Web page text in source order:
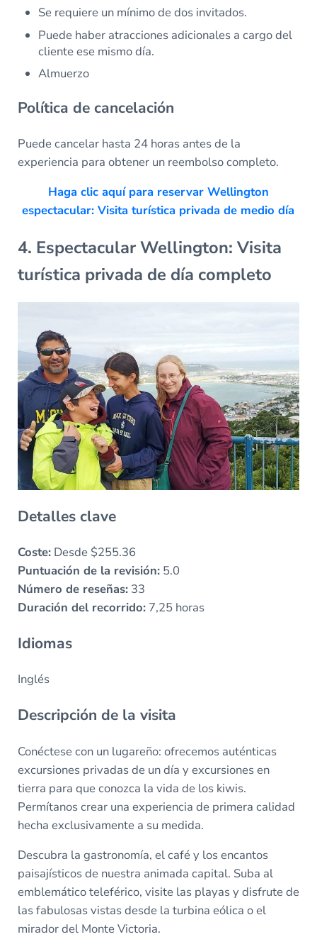
Se requiere un mínimo de dos invitados.
Puede haber atracciones adicionales a cargo del
cliente ese mismo día.
Almuerzo
Política de cancelación
Puede cancelar hasta 24 horas antes de la
experiencia para obtener un reembolso completo.
Haga clic aquí para reservar Wellington
espectacular: Visita turística privada de medio día
4. Espectacular Wellington: Visita
turística privada de día completo
Detalles clave
Coste:Desde $255.36
Puntuación de la revisión:5.0
Número de reseñas:33
Duración del recorrido:7,25 horas
Idiomas
Inglés
Descripción de la visita
Conéctese con un lugareño: ofrecemos auténticas
excursiones privadas de un día y excursiones en
tierra para que conozca la vida de los kiwis.
Permítanos crear una experiencia de primera calidad
hecha exclusivamente a su medida.
Descubra la gastronomía, el café y los encantos
paisajísticos de nuestra animada capital. Suba al
emblemático teleférico, visite las playas y disfrute de
las fabulosas vistas desde la turbina eólica o el
mirador del Monte Victoria.